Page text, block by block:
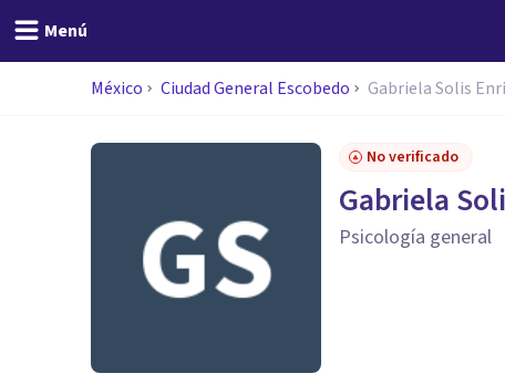
Menú
México Ciudad General Escobedo Gabriela Solis
No verificado
Gabriela
Psicología general